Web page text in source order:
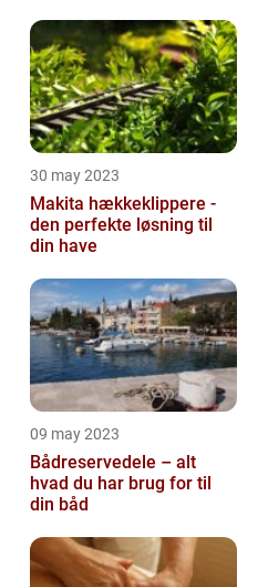
30 may 2023
Makita hækkeklippere -
den perfekte løsning til
din have
09 may 2023
Bådreservedele – alt
hvad du har brug for til
din båd